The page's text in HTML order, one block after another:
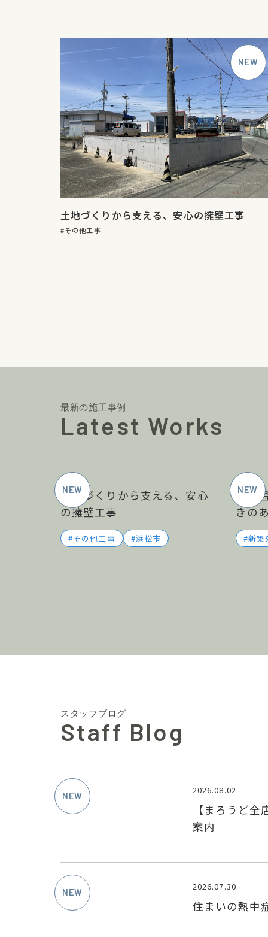
土地づくりから支える、安心の擁壁工事
その他工事
最新の施工事例
Latest Works
土地づくりから支える、安心
の擁壁工事
その他工事 浜松市
木の
きの
新築
スタッフブログ
Staff Blog
2026.08.02
【まろうど
案内
2026.07.30
住まいの熱中